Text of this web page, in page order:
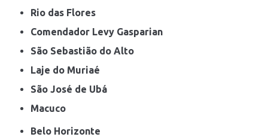
Rio das Flores
Comendador Levy Gasparian
São Sebastião do Alto
Laje do Muriaé
São José de Ubá
Macuco
Belo Horizonte